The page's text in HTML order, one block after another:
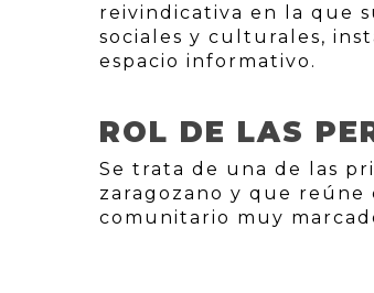
reivindicativa en la que
sociales y culturales,
espacio informativo.
ROL DE LAS
Se trata de una de las
zaragozano y que
comunitario muy